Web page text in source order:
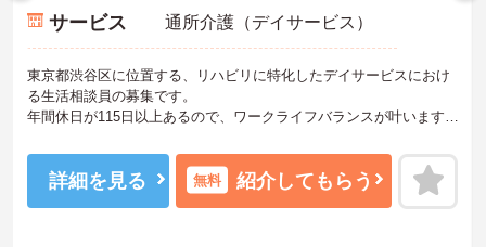
サービス 通所介護（デイサービス）
東京都渋谷区に位置する、リハビリに特化したデイサービスにおけ
る生活相談員の募集です。
年間休日が115日以上あるので、ワークライフバランスが叶います☆
いたしますのでお気軽にご相談ください！
詳細を見る 無料 紹介してもらう